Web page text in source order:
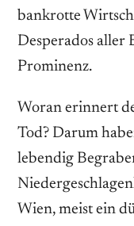
bankrotte
Desperados aller
Prominenz.
Woran erinnert
Tod? Darum
lebendig
Wien, meist ein